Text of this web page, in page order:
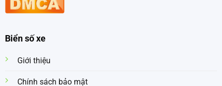
Biển số xe
Giới thiệu
Chính sách bảo mật